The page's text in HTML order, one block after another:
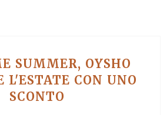
SUMMER, OYSHO
L'ESTATE CON UNO
SCONTO